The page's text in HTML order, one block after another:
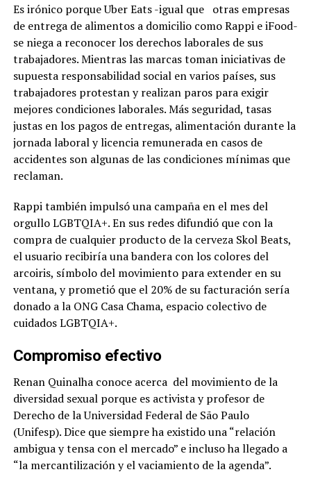
Es irónico porque Uber Eats -igual que otras empresas
de entrega de alimentos a domicilio como Rappi e iFood-
se niega a reconocer los derechos laborales de sus
trabajadores. Mientras las marcas toman iniciativas de
supuesta responsabilidad social en varios países, sus
trabajadores protestan y realizan paros para exigir
mejores condiciones laborales. Más seguridad, tasas
justas en los pagos de entregas, alimentación durante la
jornada laboral y licencia remunerada en casos de
accidentes son algunas de las condiciones mínimas que
reclaman.
Rappi también impulsó una campaña en el mes del
orgullo LGBTQIA+. En sus redes difundió que con la
compra de cualquier producto de la cerveza Skol Beats,
el usuario recibiría una bandera con los colores del
arcoiris, símbolo del movimiento para extender en su
ventana, y prometió que el 20% de su facturación sería
donado a la ONG Casa Chama, espacio colectivo de
cuidados LGBTQIA+.
Compromiso efectivo
Renan Quinalha conoce acerca del movimiento de la
diversidad sexual porque es activista y profesor de
Derecho de la Universidad Federal de São Paulo
(Unifesp). Dice que siempre ha existido una “relación
ambigua y tensa con el mercado” e incluso ha llegado a
“la mercantilización y el vaciamiento de la agenda”.